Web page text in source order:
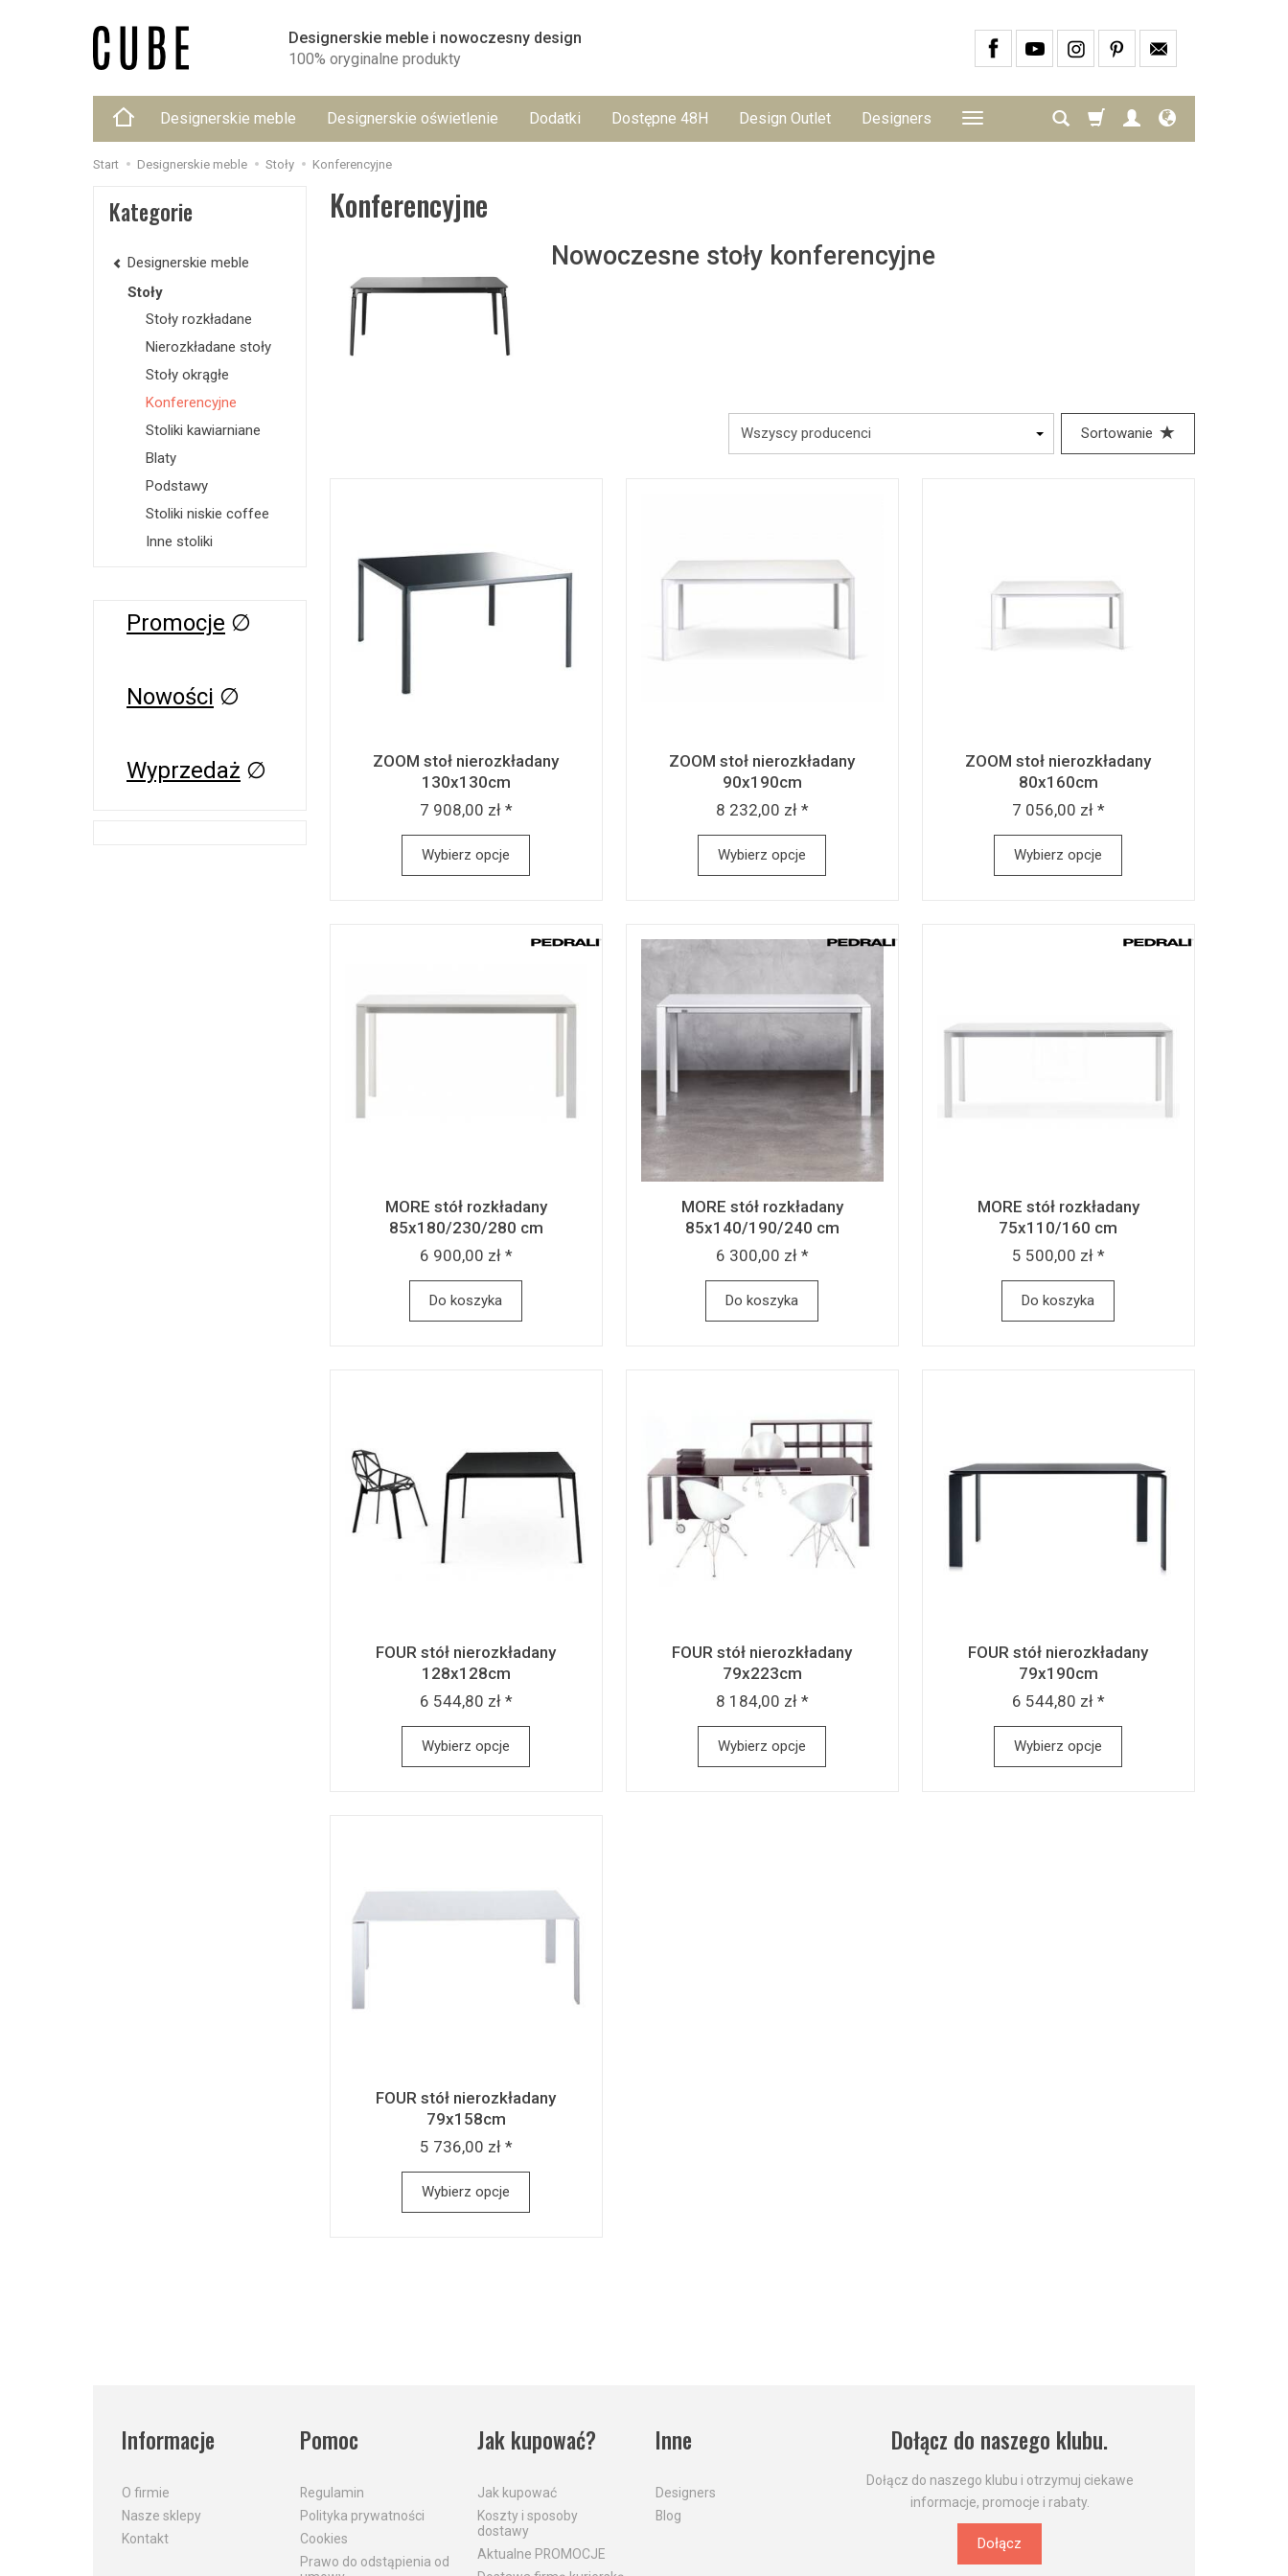
Designerskie meble i nowoczesny design
100% oryginalne produkty
Designerskie meble Designerskie oświetlenie Dodatki Dostępne 48H Design Outlet Designers
Start Designerskie meble Stoły Konferencyjne
Konferencyjne
Nowoczesne stoły konferencyjne
Sortowanie
ZOOM stoł nierozkładany
130x130cm
7 908,00 zł *
Wybierz opcje
ZOOM stoł nierozkładany
90x190cm
8 232,00 zł *
Wybierz opcje
ZOOM stoł nierozkładany
80x160cm
7 056,00 zł *
Wybierz opcje
MORE stół rozkładany
85x180/230/280 cm
6 900,00 zł *
Do koszyka
MORE stół rozkładany
85x140/190/240 cm
6 300,00 zł *
Do koszyka
MORE stół rozkładany
75x110/160 cm
5 500,00 zł *
Do koszyka
FOUR stół nierozkładany
128x128cm
6 544,80 zł *
Wybierz opcje
FOUR stół nierozkładany
79x223cm
8 184,00 zł *
Wybierz opcje
FOUR stół nierozkładany
79x190cm
6 544,80 zł *
Wybierz opcje
FOUR stół nierozkładany
79x158cm
5 736,00 zł *
Wybierz opcje
Kategorie
Designerskie meble
Stoły
Stoły rozkładane
Nierozkładane stoły
Stoły okrągłe
Konferencyjne
Stoliki kawiarniane
Blaty
Podstawy
Stoliki niskie coffee
Inne stoliki
Promocje ∅
Nowości ∅
Wyprzedaż ∅
Informacje
O firmie
Nasze sklepy
Kontakt
Pomoc
Regulamin
Polityka prywatności
Cookies
Prawo do odstąpienia od
Jak kupować?
Jak kupować
Koszty i sposoby
dostawy
Aktualne PROMOCJE
Inne
Designers
Blog
Dołącz do naszego klubu.
Dołącz do naszego klubu i otrzymuj ciekawe
informacje, promocje i rabaty.
Dołącz